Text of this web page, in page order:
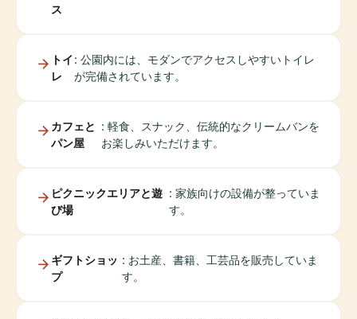
ス
トイ
レ
: 公園内には、モダンでアクセスしやすいトイレ
が完備されています。
カフェと
パン屋
: 軽食、スナック、伝統的なクリームバンを
お楽しみいただけます。
ピクニックエリアと遊
び場
: 家族向けの設備が整っていま
す。
ギフトショッ
プ
: お土産、書籍、工芸品を販売していま
す。